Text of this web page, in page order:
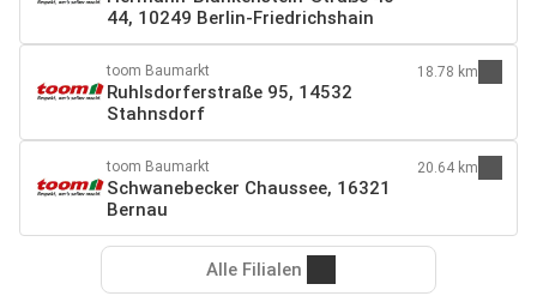
44, 10249 Berlin-Friedrichshain
toom Baumarkt
Ruhlsdorferstraße 95, 14532
Stahnsdorf
18.78 km
toom Baumarkt
Schwanebecker Chaussee, 16321
Bernau
20.64 km
Alle Filialen